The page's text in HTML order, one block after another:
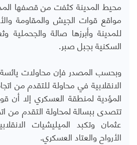
محيط المدينة كثفت من قصفها
مواقع قوات الجيش والمقاومة
للمدينة وأبرزها صالة والجحملية
السكنية بجبل صبر.
وبحسب المصدر فإن محاولات يائسة
الانقلابية في محاولة للتقدم من
المؤدية لمنطقة العسكري إلا أن
تتصدى ببسالة لمحاولة التقدم من
عثمان وتكبد الميليشيات
الأرواح والعتاد العسكري.